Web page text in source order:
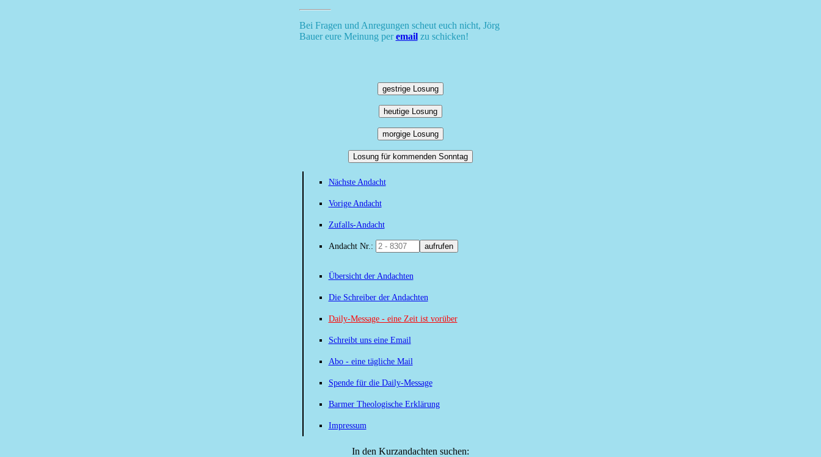
Bei Fragen und Anregungen scheut euch nicht, Jörg
Bauer eure Meinung peremailzu schicken!
gestrige Losung
heutige Losung
morgige Losung
Losung für kommenden Sonntag
Nächste Andacht
Vorige Andacht
Zufalls-Andacht
Andacht Nr.: aufrufen
Übersicht der Andachten
Die Schreiber der Andachten
Daily-Message - eine Zeit ist vorüber
Schreibt uns eine Email
Abo - eine tägliche Mail
Spende für die Daily-Message
Barmer Theologische Erklärung
Impressum
In den Kurzandachten suchen: